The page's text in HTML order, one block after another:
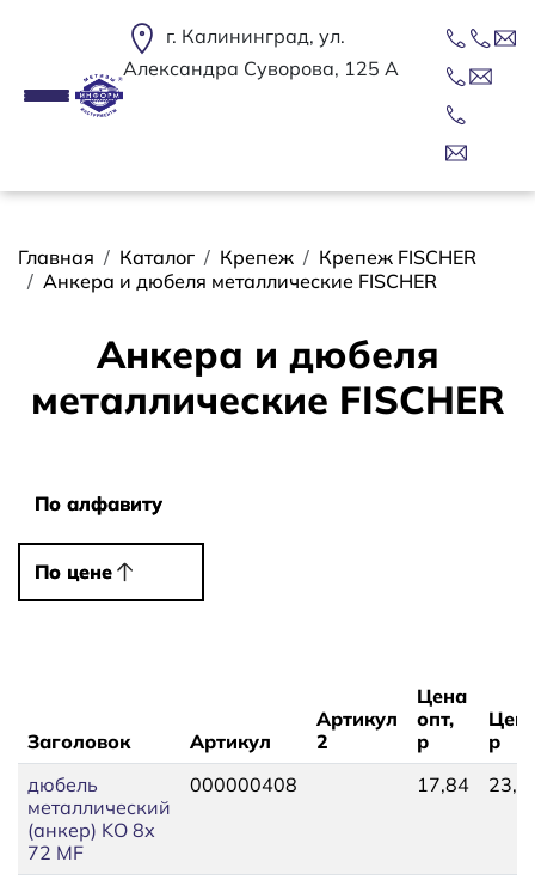
г. Калининград, ул.
Александра Суворова, 125 А
Строка навигации
Главная Каталог Крепеж
Крепеж FISCHER
Анкера и дюбеля металлические FISCHER
Анкера и дюбеля
металлические FISCHER
По алфавиту
По алфавиту
По цене
По цене
Заголовок Артикул
Артикул
2
Цена
опт,
р
р
дюбель
металлический
(анкер) KO 8х
72 MF
000000408 17,84